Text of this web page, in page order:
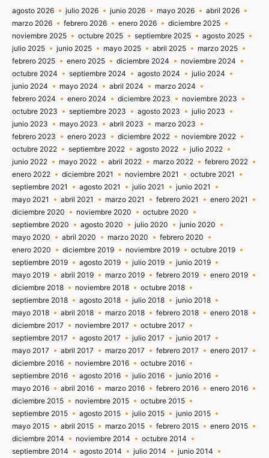
agosto 2026 julio 2026 junio 2026 mayo 2026
abril 2026
marzo 2026
febrero 2026 enero 2026
diciembre 2025
noviembre 2025
octubre 2025 septiembre 2025
agosto 2025
julio 2025
junio 2025 mayo 2025 abril 2025
marzo 2025
febrero 2025
enero 2025 diciembre 2024
noviembre 2024
octubre 2024
septiembre 2024 agosto 2024
julio 2024
junio 2024
mayo 2024 abril 2024
marzo 2024
febrero 2024
enero 2024 diciembre 2023
noviembre 2023
octubre 2023
septiembre 2023 agosto 2023
julio 2023
junio 2023
mayo 2023 abril 2023
marzo 2023
febrero 2023
enero 2023 diciembre 2022
noviembre 2022
octubre 2022
septiembre 2022 agosto 2022
julio 2022
junio 2022
mayo 2022 abril 2022 marzo 2022
febrero 2022
enero 2022
diciembre 2021 noviembre 2021
octubre 2021
septiembre 2021
agosto 2021 julio 2021
junio 2021
mayo 2021
abril 2021 marzo 2021 febrero 2021
enero 2021
diciembre 2020
noviembre 2020
octubre 2020
septiembre 2020
agosto 2020 julio 2020
junio 2020
mayo 2020
abril 2020 marzo 2020
febrero 2020
enero 2020
diciembre 2019 noviembre 2019
octubre 2019
septiembre 2019
agosto 2019 julio 2019
junio 2019
mayo 2019
abril 2019 marzo 2019 febrero 2019
enero 2019
diciembre 2018
noviembre 2018
octubre 2018
septiembre 2018
agosto 2018 julio 2018
junio 2018
mayo 2018
abril 2018 marzo 2018 febrero 2018
enero 2018
diciembre 2017
noviembre 2017
octubre 2017
septiembre 2017
agosto 2017 julio 2017
junio 2017
mayo 2017
abril 2017 marzo 2017 febrero 2017
enero 2017
diciembre 2016
noviembre 2016
octubre 2016
septiembre 2016
agosto 2016 julio 2016
junio 2016
mayo 2016
abril 2016 marzo 2016 febrero 2016
enero 2016
diciembre 2015
noviembre 2015
octubre 2015
septiembre 2015
agosto 2015 julio 2015
junio 2015
mayo 2015
abril 2015 marzo 2015 febrero 2015
enero 2015
diciembre 2014
noviembre 2014
octubre 2014
septiembre 2014
agosto 2014 julio 2014 junio 2014